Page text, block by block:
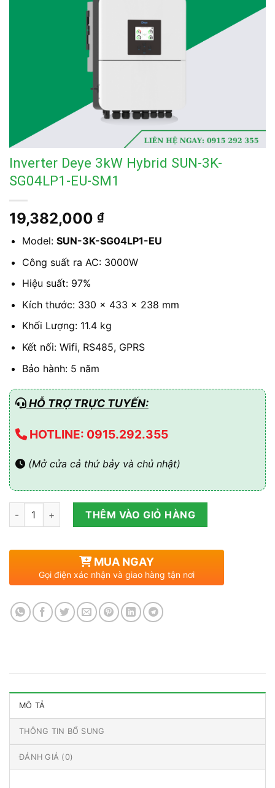
Inverter Deye 3kW Hybrid SUN-3K-
SG04LP1-EU-SM1
19,382,000 ₫
Model: SUN-3K-SG04LP1-EU
Công suất ra AC: 3000W
Hiệu suất: 97%
Kích thước: 330 x 433 x 238 mm
Khối Lượng: 11.4 kg
Kết nối: Wifi, RS485, GPRS
Bảo hành: 5 năm
HỖ TRỢ TRỰC TUYẾN:
HOTLINE: 0915.292.355
(Mở cửa cả thứ bảy và chủ nhật)
Inverter Deye 3kW Hybrid SUN-3K-SG04LP1-EU-SM1 số
THÊM VÀO GIỎ HÀNG
MUA NGAY
Gọi điện xác nhận và giao hàng tận nơi
MÔ TẢ
THÔNG TIN BỔ SUNG
ĐÁNH GIÁ (0)